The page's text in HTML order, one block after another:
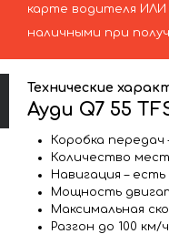
карте водителя
наличными при
Технические
Ауди Q7 55
Коробка передач
Количество мест
Навигация – есть
Мощность
Максимальная
Разгон до 100 км/